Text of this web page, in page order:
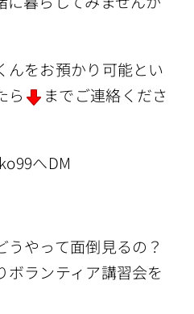
んをお預かり可能とい
ら
までご連絡くださ
へDM
やって面倒見るの？
ボランティア講習会を